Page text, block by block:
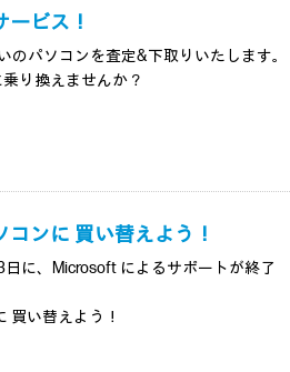
ビス！
のパソコンを査定&下取りいたします。
り換えませんか？
ンに 買い替えよう！
日に、Microsoft によるサポートが終了
買い替えよう！